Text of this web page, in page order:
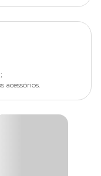
acessórios.